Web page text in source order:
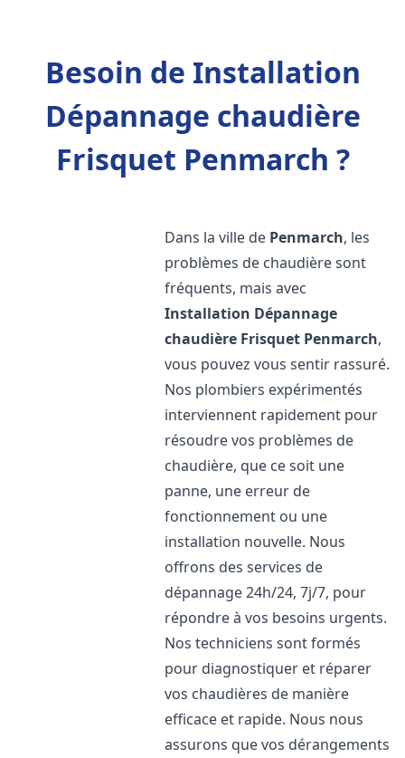
Besoin de Installation
Dépannage chaudière
Frisquet Penmarch ?
Dans la ville de Penmarch, les
problèmes de chaudière sont
fréquents, mais avec
Installation Dépannage
chaudière Frisquet Penmarch,
vous pouvez vous sentir rassuré.
Nos plombiers expérimentés
interviennent rapidement pour
résoudre vos problèmes de
chaudière, que ce soit une
panne, une erreur de
fonctionnement ou une
installation nouvelle. Nous
offrons des services de
dépannage 24h/24, 7j/7, pour
répondre à vos besoins urgents.
Nos techniciens sont formés
pour diagnostiquer et réparer
vos chaudières de manière
efficace et rapide. Nous nous
assurons que vos dérangements